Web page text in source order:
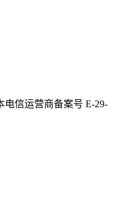
电信运营商备案号 E-29-